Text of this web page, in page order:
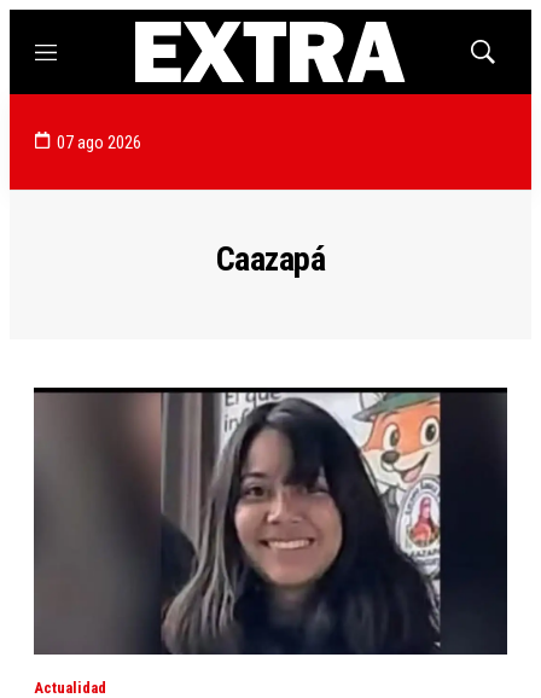
Menú
Mostrar
07 ago 2026
Caazapá
Actualidad